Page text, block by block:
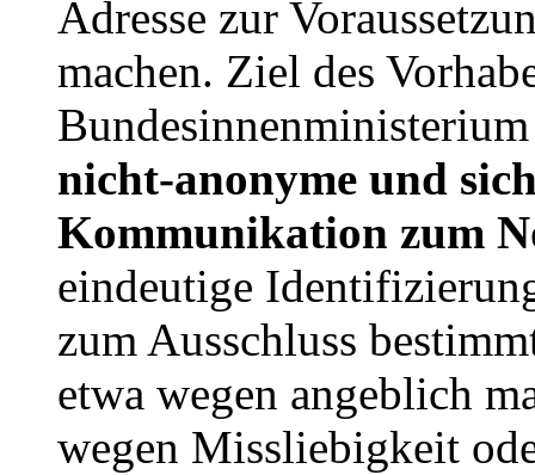
Adresse zur
machen. Ziel des
nicht-anonyme und
Kommunikation zum
eindeutige
zum Ausschluss
etwa wegen angeblich
wegen Missliebigkeit